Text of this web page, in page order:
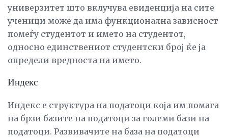
универзитет што вклучува евиденција на сите
ученици може да има функционална зависност
помеѓу студентот и името на студентот,
односно единствениот студентски број ќе ја
определи вредноста на името.
Индекс
Индекс е структура на податоци која им помага
на брзи базите на податоци за големи бази на
податоци. Развивачите на база на податоци